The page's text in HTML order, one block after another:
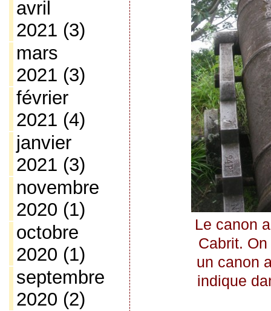
avril
2021 (3)
mars
2021 (3)
février
2021 (4)
janvier
2021 (3)
novembre
2020 (1)
octobre
2020 (1)
septembre
2020 (2)
Le canon
Cabrit.
un canon
indique